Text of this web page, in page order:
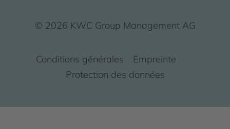
© 2026 KWC Group Management AG
Conditions générales
Empreinte
Protection des données